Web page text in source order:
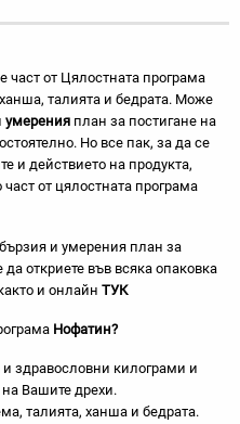
част от Цялостната програма
талията и бедрата. Може
умерения план за постигане на
Но все пак, за да се
и действието на продукта,
от цялостната програма
и умерения план за
откриете във всяка опаковка
и онлайн ТУК
Нофатин?
здравословни килограми и
Вашите дрехи.
талията, ханша и бедрата.